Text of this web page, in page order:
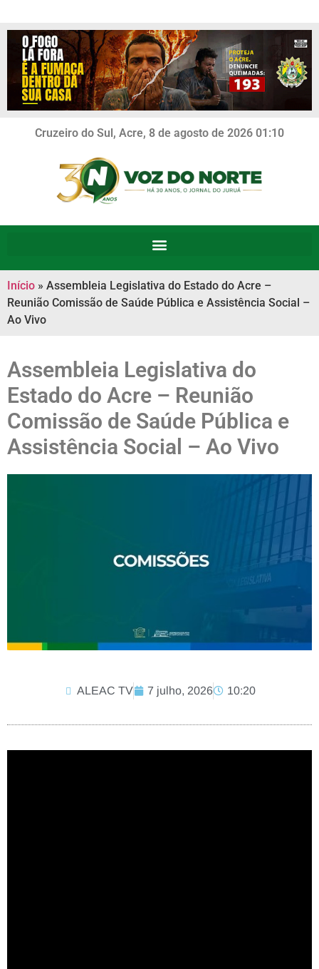
Cruzeiro do Sul, Acre, 8 de agosto de 2026 01:10
Início » Assembleia Legislativa do Estado do Acre –
Reunião Comissão de Saúde Pública e Assistência Social –
Ao Vivo
Assembleia Legislativa do
Estado do Acre – Reunião
Comissão de Saúde Pública e
Assistência Social – Ao Vivo
ALEAC TV 7 julho, 2026 10:20